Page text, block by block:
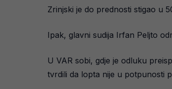
Zrinjski je do prednosti stigao u
Ipak, glavni sudija Irfan Peljto
U VAR sobi, gdje je odluku
tvrdili da lopta nije u potpunosti